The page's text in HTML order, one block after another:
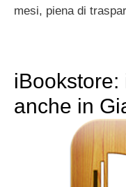
mesi, piena di
iBookstore:
anche in